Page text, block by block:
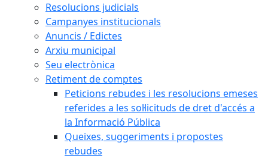
Resolucions judicials
Campanyes institucionals
Anuncis / Edictes
Arxiu municipal
Seu electrònica
Retiment de comptes
Peticions rebudes i les resolucions emeses
referides a les sol·licituds de dret d'accés a
la Informació Pública
Queixes, suggeriments i propostes
rebudes